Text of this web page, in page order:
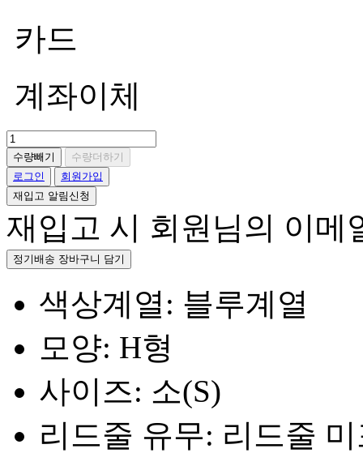
카드
계좌이체
수량빼기
수량더하기
로그인
회원가입
재입고 알림신청
재입고 시 회원님의 이메
정기배송 장바구니 담기
색상계열: 블루계열
모양: H형
사이즈: 소(S)
리드줄 유무: 리드줄